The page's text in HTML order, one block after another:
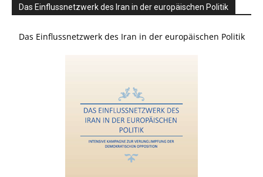
Das Einflussnetzwerk des Iran in der europäischen Politik
Das Einflussnetzwerk des Iran in der europäischen Politik